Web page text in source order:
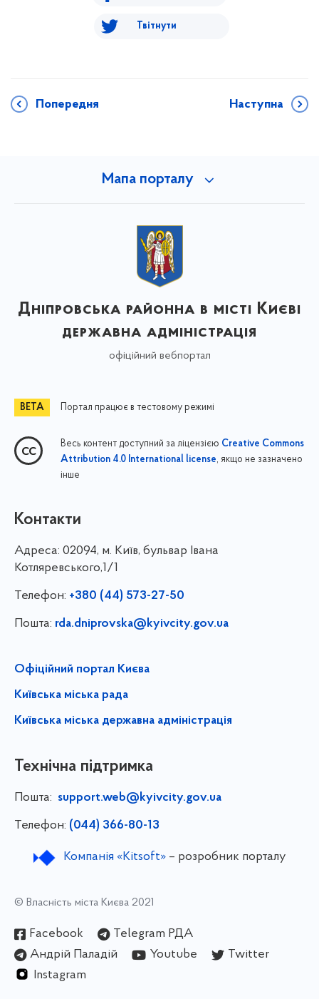
Твітнути
Попередня Наступна
Мапа порталу
Дніпровська районна в місті Києві
державна адміністрація
офіційний вебпортал
Портал працює в тестовому режимі
Весь контент доступний за ліцензією Creative Commons
Attribution 4.0 International license, якщо не зазначено
інше
Контакти
Адреса: 02094, м. Київ, бульвар Івана
Котляревського,1/1
Телефон: +380 (44) 573-27-50
Пошта: rda.dniprovska@kyivcity.gov.ua
Офіційний портал Києва
Київська міська рада
Київська міська державна адміністрація
Технічна підтримка
Пошта: support.web@kyivcity.gov.ua
Телефон: (044) 366-80-13
Компанія «Kitsoft»– розробник порталу
© Власність міста Києва 2021
Facebook
Telegram РДА
Андрій Паладій
Youtube
Twitter
Instagram